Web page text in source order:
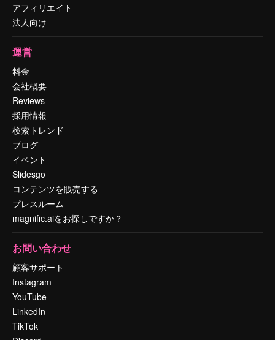
アフィリエイト
法人向け
運営
料金
会社概要
Reviews
採用情報
検索トレンド
ブログ
イベント
Slidesgo
コンテンツを販売する
プレスルーム
magnific.aiをお探しですか？
お問い合わせ
顧客サポート
Instagram
YouTube
LinkedIn
TikTok